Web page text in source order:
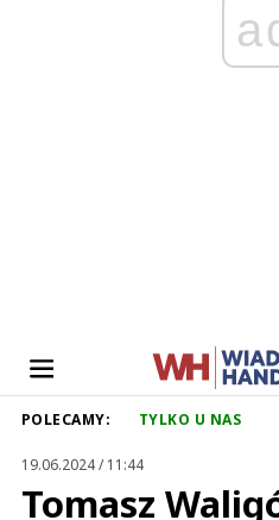
POLECAMY: TYLKO U NAS
19.06.2024 / 11:44
Tomasz